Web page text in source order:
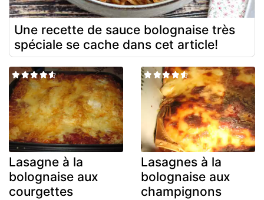
Une recette de sauce bolognaise très
spéciale se cache dans cet article!
Lasagne à la
bolognaise aux
courgettes
Lasagnes à la
bolognaise aux
champignons